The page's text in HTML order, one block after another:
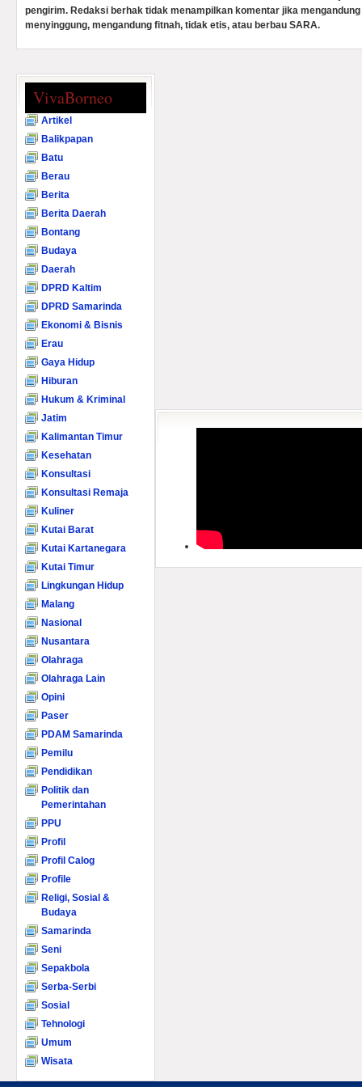
pengirim. Redaksi berhak tidak menampilkan komentar jika
menyinggung, mengandung fitnah, tidak etis, atau berbau SARA.
VivaBorneo
Artikel
Balikpapan
Batu
Berau
Berita
Berita Daerah
Bontang
Budaya
Daerah
DPRD Kaltim
DPRD Samarinda
Ekonomi & Bisnis
Erau
Gaya Hidup
Hiburan
Hukum & Kriminal
Jatim
Kalimantan Timur
Kesehatan
Konsultasi
Konsultasi Remaja
Kuliner
Kutai Barat
Kutai Kartanegara
Kutai Timur
Lingkungan Hidup
Malang
Nasional
Nusantara
Olahraga
Olahraga Lain
Opini
Paser
PDAM Samarinda
Pemilu
Pendidikan
Politik dan
Pemerintahan
PPU
Profil
Profil Calog
Profile
Religi, Sosial &
Budaya
Samarinda
Seni
Sepakbola
Serba-Serbi
Sosial
Tehnologi
Umum
Wisata